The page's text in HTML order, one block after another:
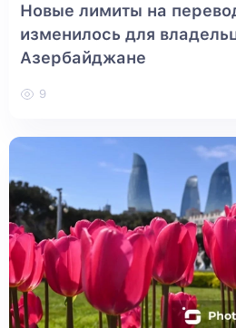
Новые лимиты на
изменилось для
Азербайджане
9